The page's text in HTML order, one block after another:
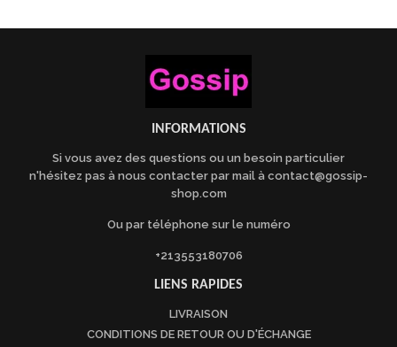
INFORMATIONS
Si vous avez des questions ou un besoin particulier
n'hésitez pas à nous contacter par mail à contact@gossip-
shop.com
Ou par téléphone sur le numéro
+213553180706
LIENS RAPIDES
LIVRAISON
CONDITIONS DE RETOUR OU D'ÉCHANGE